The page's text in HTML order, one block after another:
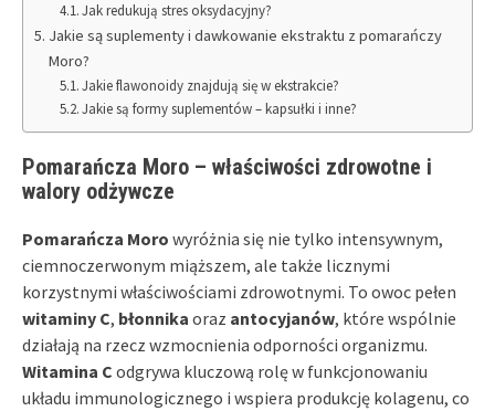
Jak redukują stres oksydacyjny?
Jakie są suplementy i dawkowanie ekstraktu z pomarańczy
Moro?
Jakie flawonoidy znajdują się w ekstrakcie?
Jakie są formy suplementów – kapsułki i inne?
Pomarańcza Moro – właściwości zdrowotne i
walory odżywcze
Pomarańcza Moro wyróżnia się nie tylko intensywnym,
ciemnoczerwonym miąższem, ale także licznymi
korzystnymi właściwościami zdrowotnymi. To owoc pełen
witaminy C, błonnika oraz antocyjanów, które wspólnie
działają na rzecz wzmocnienia odporności organizmu.
Witamina C odgrywa kluczową rolę w funkcjonowaniu
układu immunologicznego i wspiera produkcję kolagenu, co